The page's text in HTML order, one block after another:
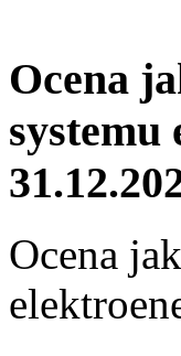
Ocena
systemu
Ocena